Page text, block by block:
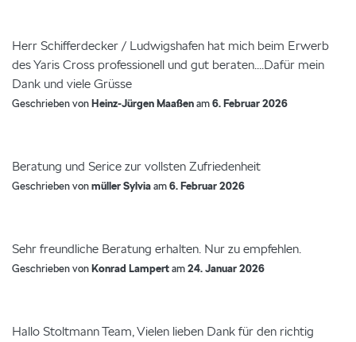
Herr Schifferdecker / Ludwigshafen hat mich beim Erwerb
des Yaris Cross professionell und gut beraten....Dafür mein
Dank und viele Grüsse
Geschrieben vonHeinz-Jürgen Maaßenam6. Februar 2026
Beratung und Serice zur vollsten Zufriedenheit
Geschrieben vonmüller Sylviaam6. Februar 2026
Sehr freundliche Beratung erhalten. Nur zu empfehlen.
Geschrieben vonKonrad Lampertam24. Januar 2026
Hallo Stoltmann Team, Vielen lieben Dank für den richtig